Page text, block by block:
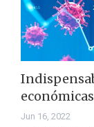
económicas
Jun 16, 2022